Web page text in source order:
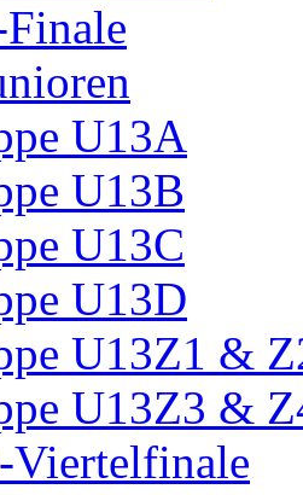
U13A
U13B
U13C
U13D
U13Z1 &
U13Z3 &
Viertelfinale